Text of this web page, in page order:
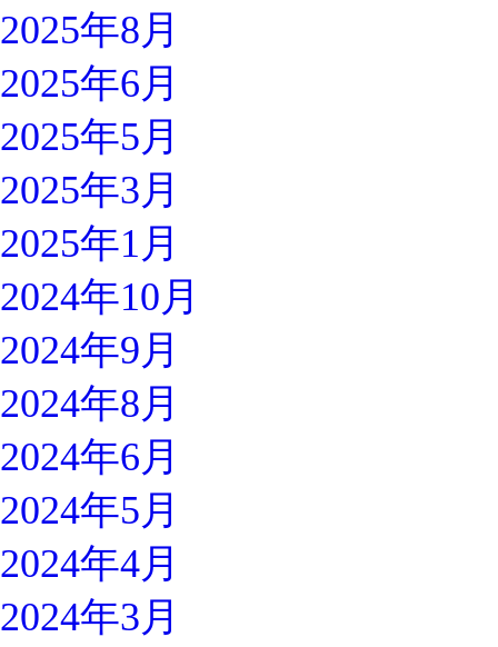
2025年8月
2025年6月
2025年5月
2025年3月
2025年1月
2024年10月
2024年9月
2024年8月
2024年6月
2024年5月
2024年4月
2024年3月